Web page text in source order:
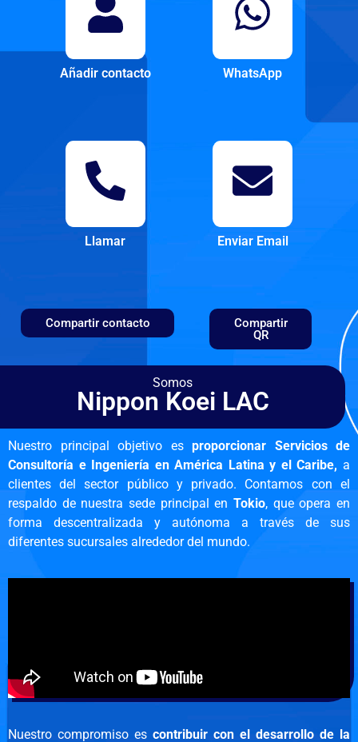
Añadir contacto WhatsApp
Llamar Enviar Email
Compartir contacto
Compartir
QR
Somos
Nippon Koei LAC
Nuestro principal objetivo es proporcionar Servicios de
Consultoría e Ingeniería en América Latina y el Caribe, a
clientes del sector público y privado. Contamos con el
respaldo de nuestra sede principal en Tokio, que opera en
forma descentralizada y autónoma a través de sus
diferentes sucursales alrededor del mundo.
Nuestro compromiso es contribuir con el desarrollo de la